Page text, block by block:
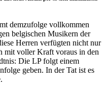
demzufolge vollkommen
belgischen Musikern der
Herren verfügten nicht nur
mit voller Kraft voraus in den
Die LP folgt einem
geben. In der Tat ist es